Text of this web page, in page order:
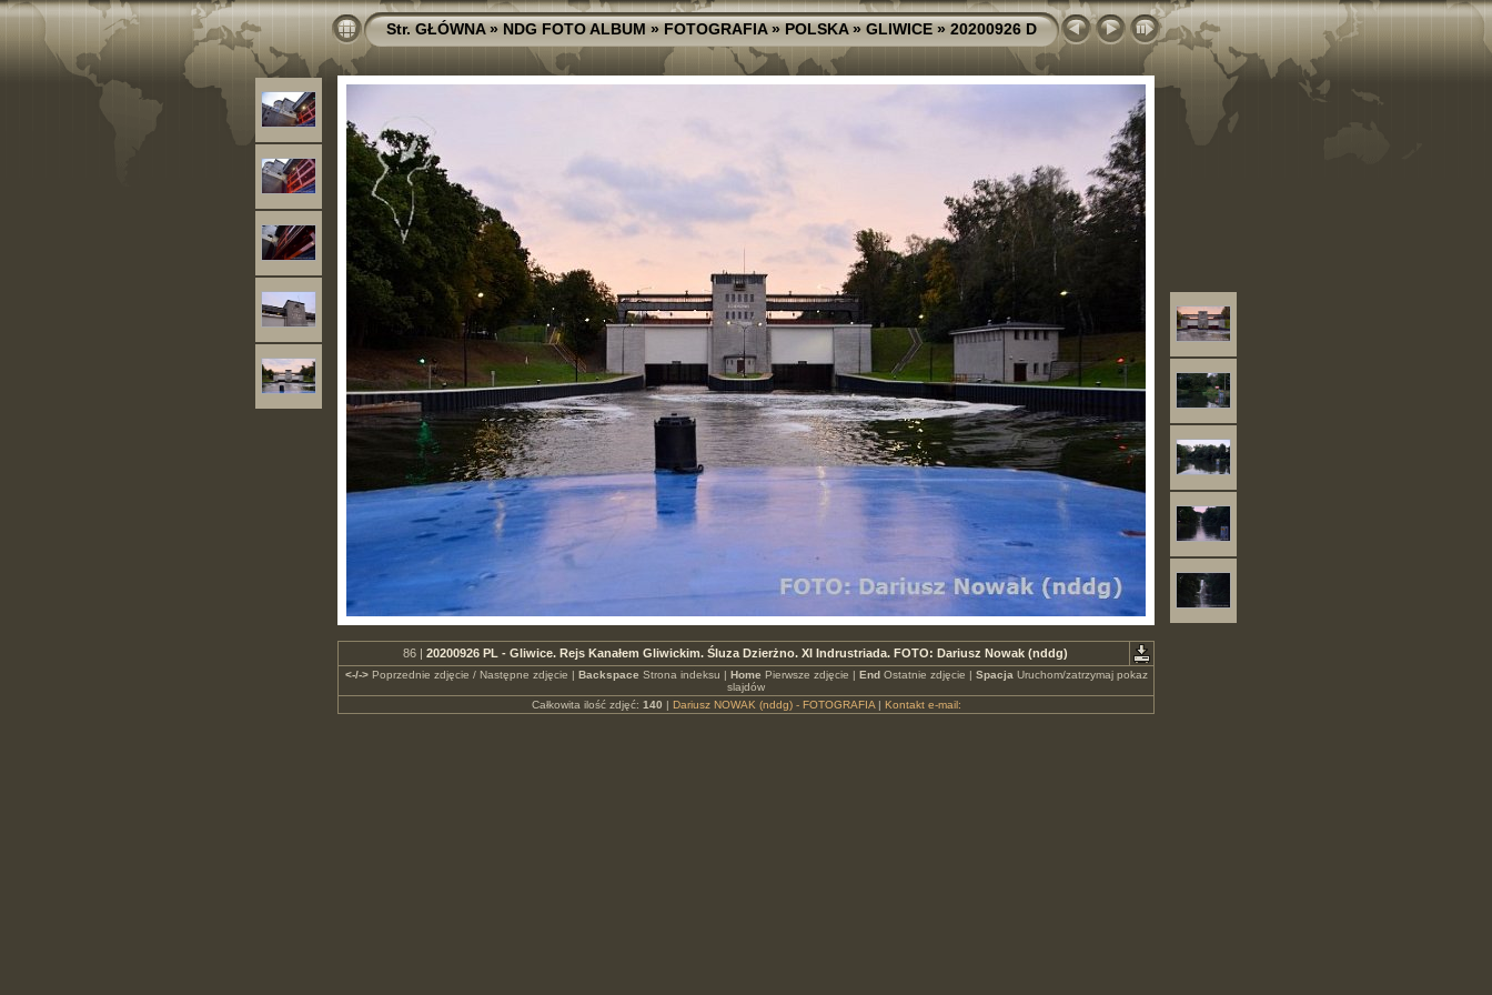
Str. GŁÓWNA»NDG FOTO ALBUM»FOTOGRAFIA»POLSKA»GLIWICE»20200926 D
86 | 20200926 PL - Gliwice. Rejs Kanałem Gliwickim. Śluza Dzierżno. XI Indrustriada. FOTO: Dariusz Nowak (nddg)
<-/->Poprzednie zdjęcie / Następne zdjęcie | Backspace Strona indeksu | Home Pierwsze zdjęcie | EndOstatnie zdjęcie | Spacja Uruchom/zatrzymaj pokaz
slajdów
Całkowita ilość zdjęć: 140 | Dariusz NOWAK (nddg) - FOTOGRAFIA| Kontakt e-mail: